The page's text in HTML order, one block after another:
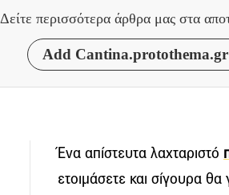
Δείτε περισσότερα άρθρα μας στα
Add
Ένα απίστευτα λαχταριστό
ετοιμάσετε και σίγουρα